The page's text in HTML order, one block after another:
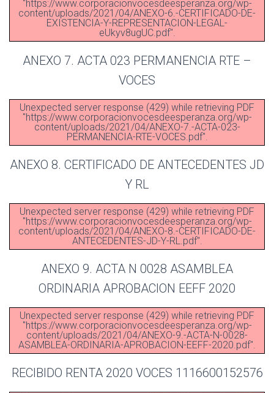
"https://www.corporacionvocesdeesperanza.org/wp-
content/uploads/2021/04/ANEXO-6.-CERTIFICADO-DE-
EXISTENCIA-Y-REPRESENTACION-LEGAL-
eUkyv8ugUC.pdf".
ANEXO 7. ACTA 023 PERMANENCIA RTE –
VOCES
Unexpected server response (429) while retrieving PDF
"https://www.corporacionvocesdeesperanza.org/wp-
content/uploads/2021/04/ANEXO-7.-ACTA-023-
PERMANENCIA-RTE-VOCES.pdf".
ANEXO 8. CERTIFICADO DE ANTECEDENTES JD
Y RL
Unexpected server response (429) while retrieving PDF
"https://www.corporacionvocesdeesperanza.org/wp-
content/uploads/2021/04/ANEXO-8.-CERTIFICADO-DE-
ANTECEDENTES-JD-Y-RL.pdf".
ANEXO 9. ACTA N 0028 ASAMBLEA
ORDINARIA APROBACION EEFF 2020
Unexpected server response (429) while retrieving PDF
"https://www.corporacionvocesdeesperanza.org/wp-
content/uploads/2021/04/ANEXO-9.-ACTA-N-0028-
ASAMBLEA-ORDINARIA-APROBACION-EEFF-2020.pdf".
RECIBIDO RENTA 2020 VOCES 1116600152576